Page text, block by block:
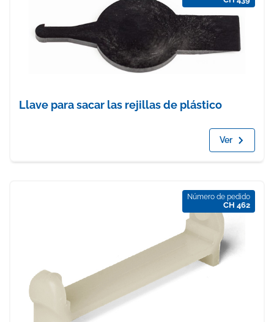
Llave para sacar las rejillas de plástico
Ver
Número de pedido
CH 462